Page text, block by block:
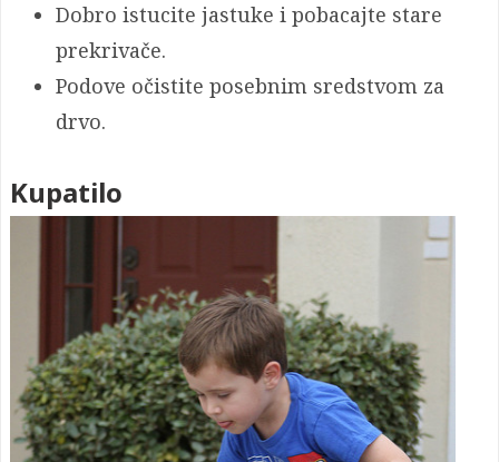
Dobro istucite jastuke i pobacajte stare
prekrivače.
Podove očistite posebnim sredstvom za
drvo.
Kupatilo